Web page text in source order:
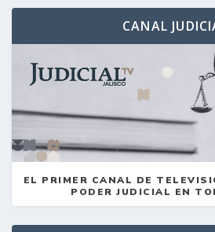
CANAL
EL PRIMER CANAL DE
PODER JUDICIAL EN